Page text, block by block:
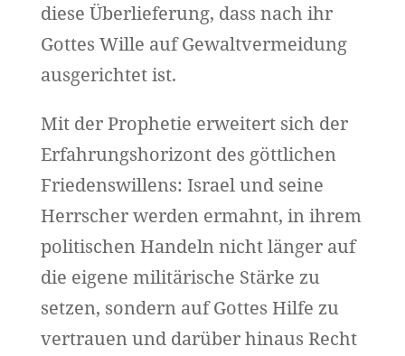
diese Überlieferung, dass nach ihr
Gottes Wille auf Gewaltvermeidung
ausgerichtet ist.
Mit der Prophetie erweitert sich der
Erfahrungshorizont des göttlichen
Friedenswillens: Israel und seine
Herrscher werden ermahnt, in ihrem
politischen Handeln nicht länger auf
die eigene militärische Stärke zu
setzen, sondern auf Gottes Hilfe zu
vertrauen und darüber hinaus Recht